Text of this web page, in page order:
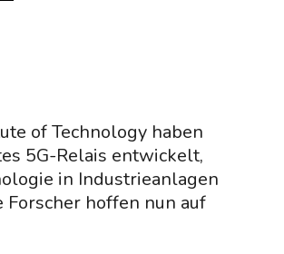
of Technology haben
5G-Relais entwickelt,
in Industrieanlagen
hoffen nun auf